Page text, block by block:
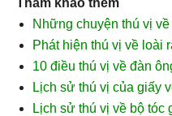
Tham khảo thêm
Những chuyện thú vị về
Phát hiện thú vị về loài
10 điều thú vị về đàn
Lịch sử thú vị của giấy
Lịch sử thú vị về bộ tóc